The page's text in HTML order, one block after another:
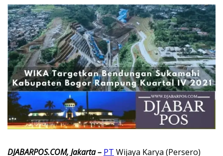
DJABARPOS.COM, Jakarta – PT Wijaya Karya (Persero)